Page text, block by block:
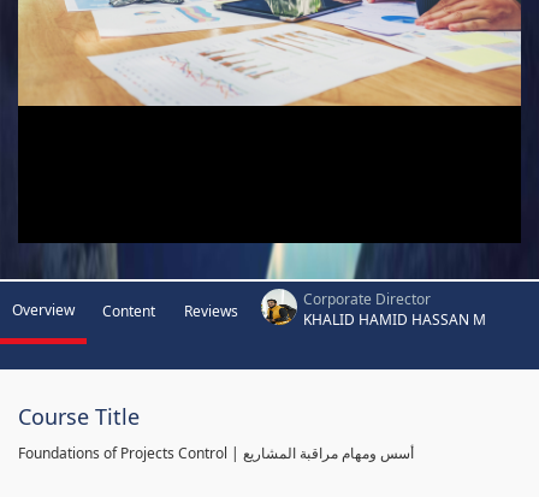
Overview Content Reviews
Corporate Director
KHALID HAMID HASSAN M
Course Title
Foundations of Projects Control | أسس ومهام مراقبة المشاريع